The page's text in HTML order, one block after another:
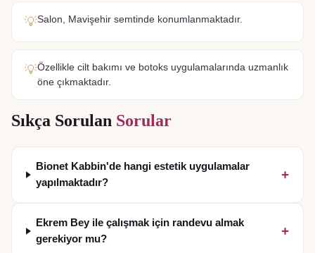
💡Salon, Mavişehir semtinde konumlanmaktadır.
💡Özellikle cilt bakımı ve botoks uygulamalarında uzmanlık
öne çıkmaktadır.
Sıkça Sorulan Sorular
Bionet Kabbin'de hangi estetik uygulamalar
yapılmaktadır?
+
Ekrem Bey ile çalışmak için randevu almak
gerekiyor mu?
+